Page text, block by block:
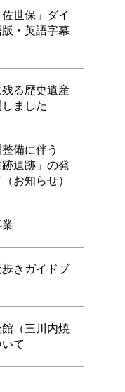
世保」ダイ
・英語字幕
る歴史遺産
しました
備に伴う
跡遺跡」の発
お知らせ）
きガイドブ
（三川内焼
て